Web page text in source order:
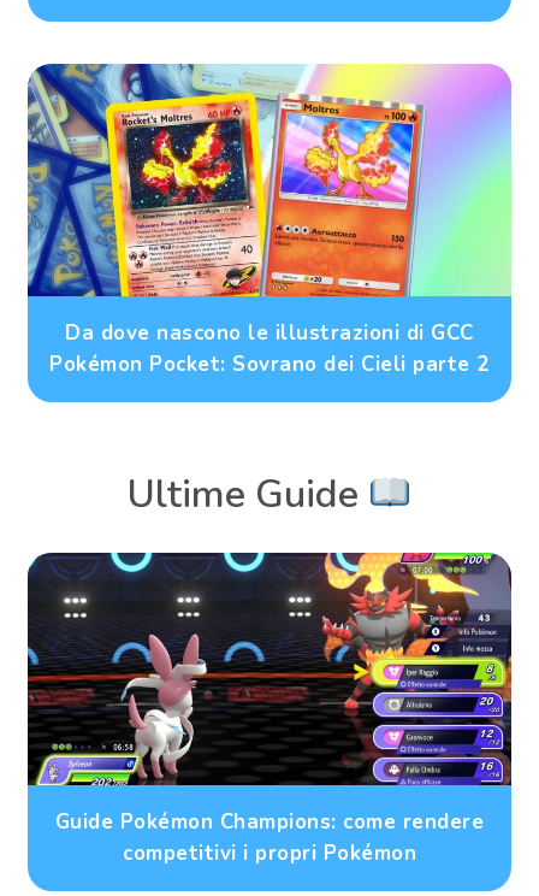
Da dove nascono le illustrazioni di GCC
Pokémon Pocket: Sovrano dei Cieli parte 2
Ultime Guide
Guide Pokémon Champions: come rendere
competitivi i propri Pokémon